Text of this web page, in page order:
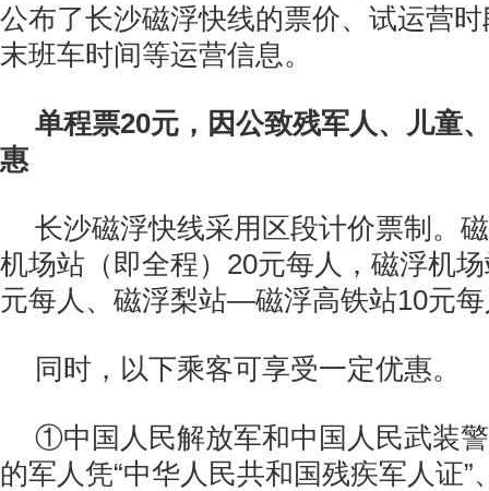
公布了长沙磁浮快线的票价、试运营
末班车时间等运营信息。
单程票20元，因公致残军人、儿童
惠
长沙磁浮快线采用区段计价票制。
机场站（即全程）20元每人，磁浮机
元每人、磁浮梨站—磁浮高铁站10元
同时，以下乘客可享受一定优惠。
①中国人民解放军和中国人民武装
的军人凭“中华人民共和国残疾军人证”